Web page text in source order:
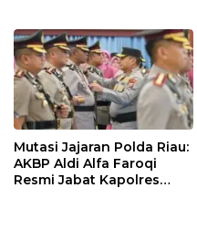
Mutasi Jajaran Polda Riau:
AKBP Aldi Alfa Faroqi
Resmi Jabat Kapolres